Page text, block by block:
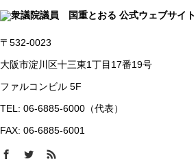
〒532-0023
大阪市淀川区十三東1丁目17番19号
ファルコンビル 5F
TEL: 06-6885-6000（代表）
FAX: 06-6885-6001